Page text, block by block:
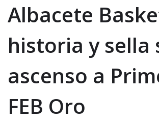
Albacete
historia y sella
ascenso a
FEB Oro